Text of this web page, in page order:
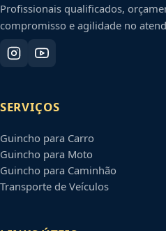
Profissionais qualificados,
compromisso e agilidade no
SERVIÇOS
Guincho para Carro
Guincho para Moto
Guincho para Caminhão
Transporte de Veículos